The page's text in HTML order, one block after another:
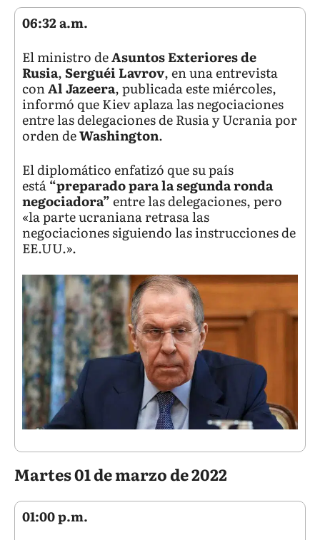
06:32 a.m.
El ministro deAsuntos Exteriores de
Rusia,Serguéi Lavrov, en una entrevista
conAl Jazeera, publicada este miércoles,
informó que Kiev aplaza las negociaciones
entre las delegaciones de Rusia y Ucrania por
orden deWashington.
El diplomático enfatizó que su país
está“preparado para la segunda ronda
negociadora”entre las delegaciones, pero
«la parte ucraniana retrasa las
negociaciones siguiendo las instrucciones de
EE.UU.».
Martes 01 de marzo de 2022
01:00 p.m.